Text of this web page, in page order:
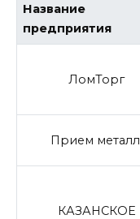
Название
предприятия
ЛомТорг
Прием
КАЗАНСКОЕ